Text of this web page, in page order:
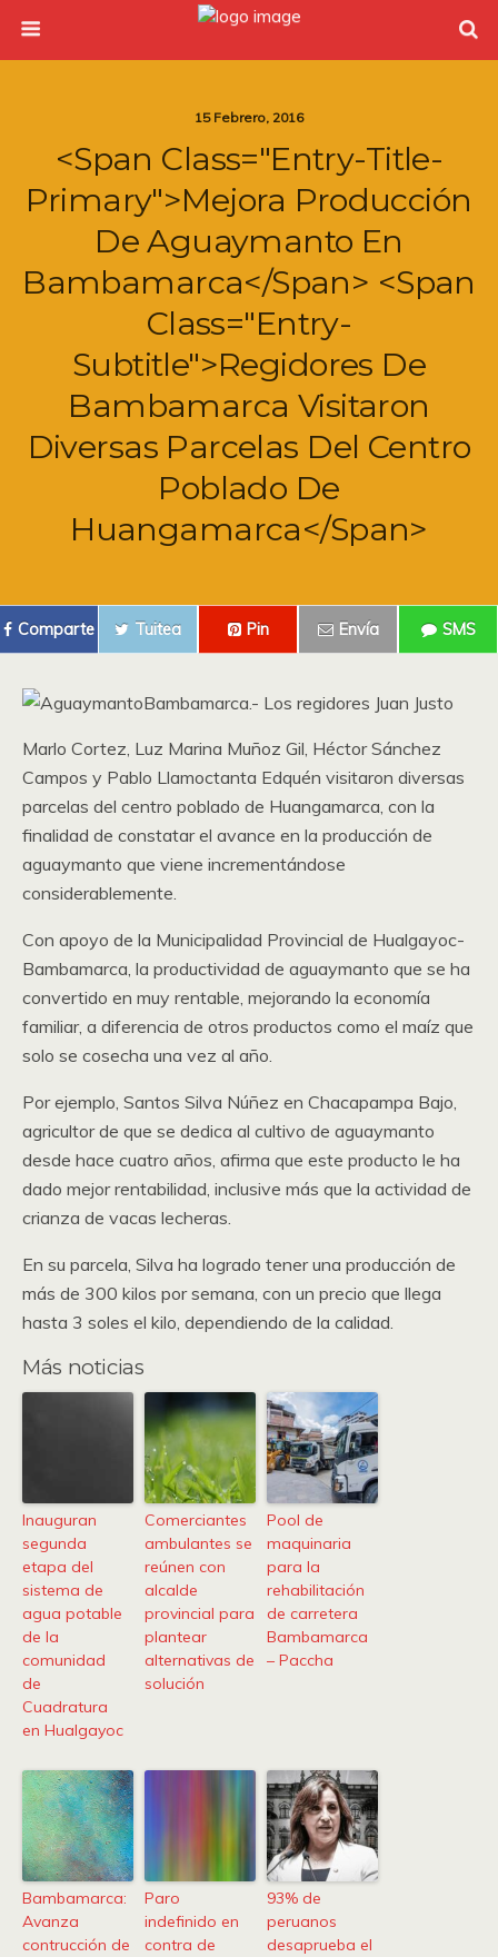
15 Febrero, 2016
<span Class="entry-Title-
Primary">Mejora Producción
De Aguaymanto En
Bambamarca</span> <span
Class="entry-
Subtitle">Regidores De
Bambamarca Visitaron
Diversas Parcelas Del Centro
Poblado De
Huangamarca</span>
Comparte Tuitea Pin Envía SMS
Bambamarca.- Los regidores Juan Justo
Marlo Cortez, Luz Marina Muñoz Gil, Héctor Sánchez
Campos y Pablo Llamoctanta Edquén visitaron diversas
parcelas del centro poblado de Huangamarca, con la
finalidad de constatar el avance en la producción de
aguaymanto que viene incrementándose
considerablemente.
Con apoyo de la Municipalidad Provincial de Hualgayoc-
Bambamarca, la productividad de aguaymanto que se ha
convertido en muy rentable, mejorando la economía
familiar, a diferencia de otros productos como el maíz que
solo se cosecha una vez al año.
Por ejemplo, Santos Silva Núñez en Chacapampa Bajo,
agricultor de que se dedica al cultivo de aguaymanto
desde hace cuatro años, afirma que este producto le ha
dado mejor rentabilidad, inclusive más que la actividad de
crianza de vacas lecheras.
En su parcela, Silva ha logrado tener una producción de
más de 300 kilos por semana, con un precio que llega
hasta 3 soles el kilo, dependiendo de la calidad.
Más noticias
Inauguran
segunda
etapa del
sistema de
agua potable
de la
comunidad
de
Cuadratura
en Hualgayoc
Comerciantes
ambulantes se
reúnen con
alcalde
provincial para
plantear
alternativas de
solución
Pool de
maquinaria
para la
rehabilitación
de carretera
Bambamarca
– Paccha
Bambamarca:
Avanza
contrucción de
Paro
indefinido en
contra de
93% de
peruanos
desaprueba el